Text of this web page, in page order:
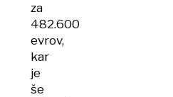
za
482.600
evrov,
kar
je
še